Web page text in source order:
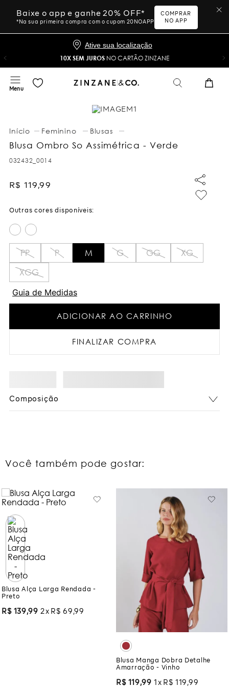
Baixe o app e ganhe 20% OFF*
*Na sua primeira compra com o cupom 20NOAPP
COMPRAR
NO APP
Ative sua localização
10X SEM JUROS NO CARTÃO ZINZANE
Feminino Blusas
Blusa Ombro So Assimétrica - Verde
032432_0014
R$ 119,99
PP P M G GG
XG
XGG
Guia de Medidas
ADICIONAR AO CARRINHO
FINALIZAR COMPRA
Composição
Você também pode gostar:
Blusa Alça Larga Rendada -
Preto
R$ 139,99 2 R$ 69 ,99
Blusa Manga Dobra Detalhe
Amarração - Vinho
R$ 119,99 1 R$ 119 ,99